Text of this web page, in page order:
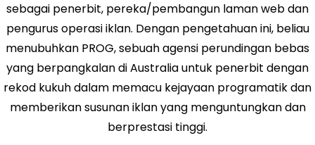
sebagai penerbit, pereka/pembangun laman web dan
pengurus operasi iklan. Dengan pengetahuan ini, beliau
menubuhkan PROG, sebuah agensi perundingan bebas
yang berpangkalan di Australia untuk penerbit dengan
rekod kukuh dalam memacu kejayaan programatik dan
memberikan susunan iklan yang menguntungkan dan
berprestasi tinggi.